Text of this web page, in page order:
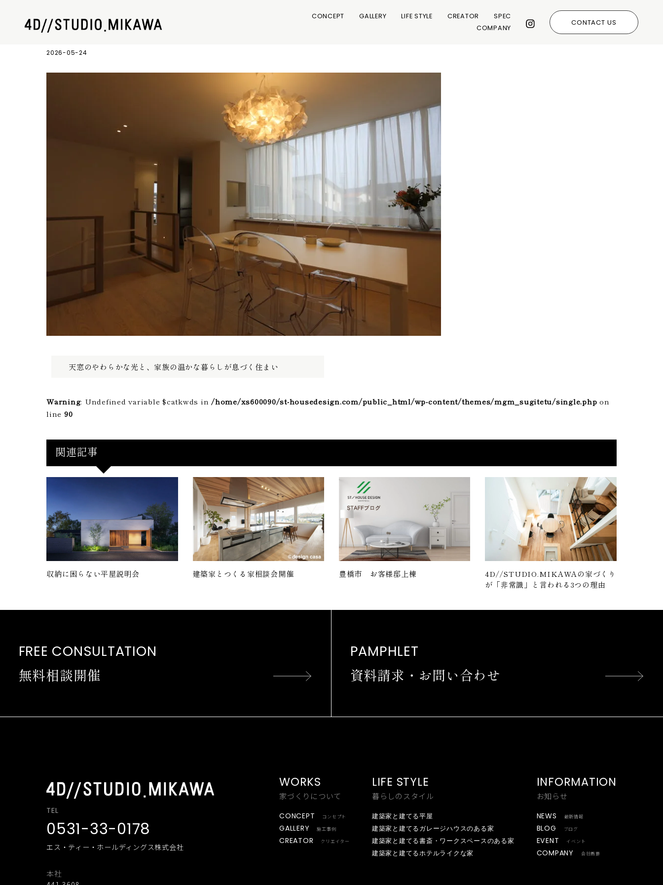
CONCEPT GALLERY LIFE STYLE CREATOR
SPEC
COMPANY
CONTACT US
#075 K-HOUSE 15
2026-05-24
天窓のやわらかな光と、家族の温かな暮らしが息づく住まい
Warning: Undefined variable $catkwds in /home/xs600090/st-housedesign.com/public_html/wp-content/themes/mgm_sugitetu/single.php on
line 90
関連記事
収納に困らない平屋説明会 建築家とつくる家相談会開催 豊橋市 お客様邸上棟
4D//STUDIO.MIKAWAの家づくり
が「非常識」と言われる3つの理由
FREE CONSULTATION
無料相談開催
PAMPHLET
資料請求・お問い合わせ
TEL
0531-33-0178
エス・ティー・ホールディングス株式会社
本社
WORKS
家づくりについて
CONCEPT コンセプト
GALLERY 施工事例
CREATOR クリエイター
LIFE STYLE
暮らしのスタイル
建築家と建てる平屋
建築家と建てるガレージハウスのある家
建築家と建てる書斎・ワークスペースのある家
建築家と建てるホテルライクな家
INFORMATION
お知らせ
NEWS 最新情報
BLOG ブログ
EVENT イベント
COMPANY 会社概要